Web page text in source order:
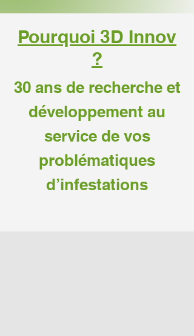
Pourquoi 3D Innov
?
30 ans de recherche et
développement au
service de vos
problématiques
d’infestations